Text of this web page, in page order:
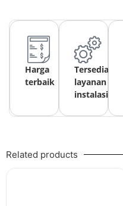
Harga
terbaik
Tersedia
layanan
instalasi
Related products